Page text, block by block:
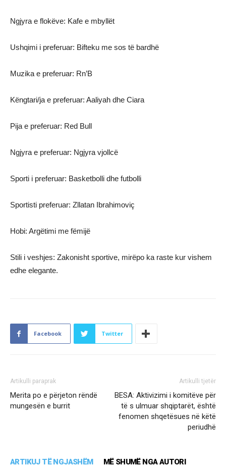
Ngjyra e flokëve: Kafe e mbyllët
Ushqimi i preferuar: Bifteku me sos të bardhë
Muzika e preferuar: Rn’B
Këngtari/ja e preferuar: Aaliyah dhe Ciara
Pija e preferuar: Red Bull
Ngjyra e preferuar: Ngjyra vjollcë
Sporti i preferuar: Basketbolli dhe futbolli
Sportisti preferuar: Zllatan Ibrahimoviç
Hobi: Argëtimi me fëmijë
Stili i veshjes: Zakonisht sportive, mirëpo ka raste kur vishem
edhe elegante.
Facebook Twitter
Artikulli paraprak
Merita po e përjeton rëndë
mungesën e burrit
Artikulli tjetër
BESA: Aktivizimi i komitëve për
të s ulmuar shqiptarët, është
fenomen shqetësues në këtë
periudhë
ARTIKUJ TË NGJASHËM MË SHUMË NGA AUTORI